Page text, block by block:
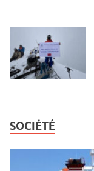
SOCIÉTÉ